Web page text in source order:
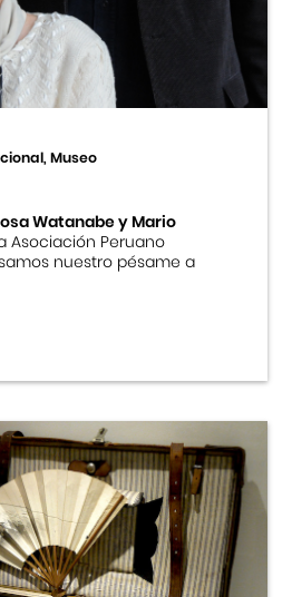
Japonés
Japonesa
Museo
Watanabe y Mario
Asociación Peruano
nuestro pésame a